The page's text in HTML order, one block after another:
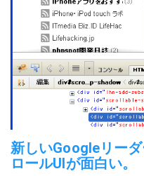
新しいGoogleリー
ロールUIが面白い。